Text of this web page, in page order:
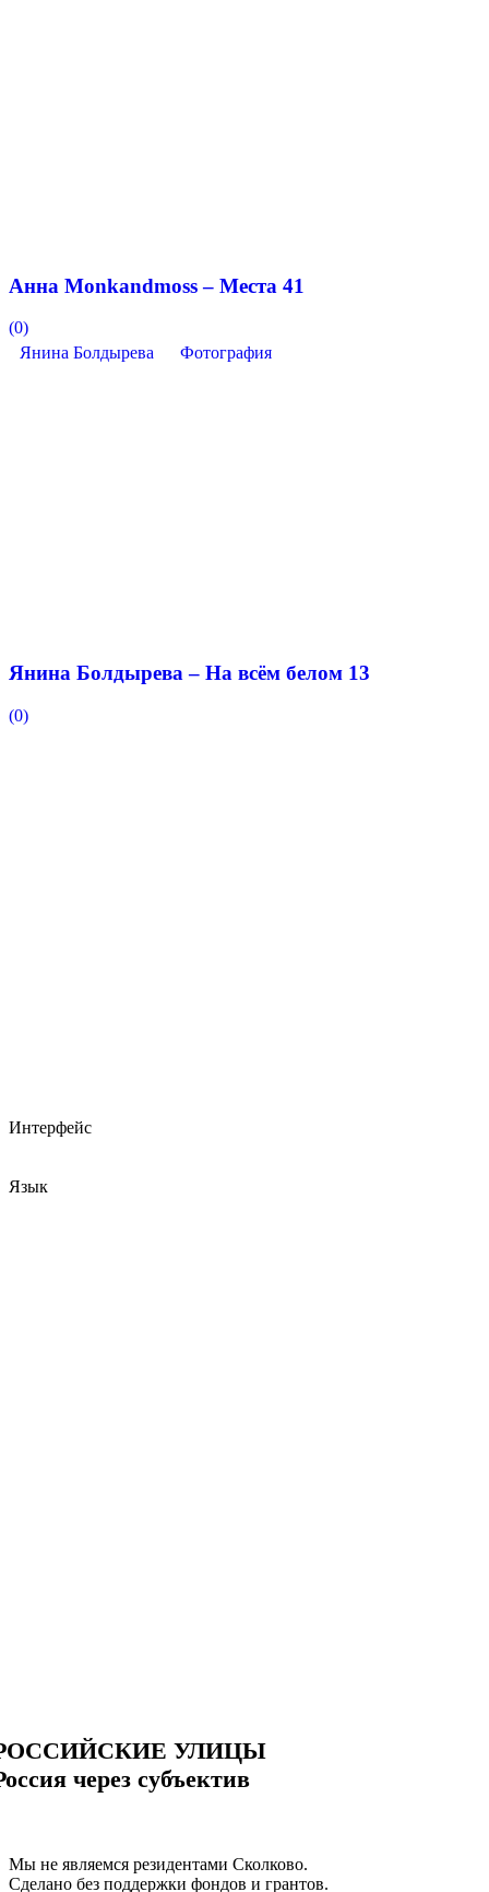
Анна Monkandmoss – Места 41
(0)
Янина Болдырева
Фотография
Янина Болдырева – На всём белом 13
(0)
Интерфейс
Язык
УЛИЦЫ
через субъектив
Мы не являемся резидентами Сколково.
Сделано без поддержки фондов и грантов.